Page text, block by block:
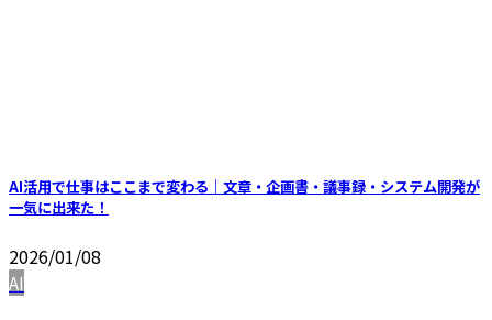
AI活用で仕事はここまで変わる｜文章・企画書・議事録・システム開発が
一気に出来た！
2026/01/08
AI